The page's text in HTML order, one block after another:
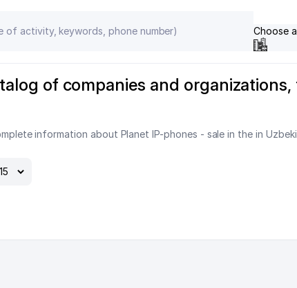
Choose
of companies and
information about Planet IP-phones - sale in the in